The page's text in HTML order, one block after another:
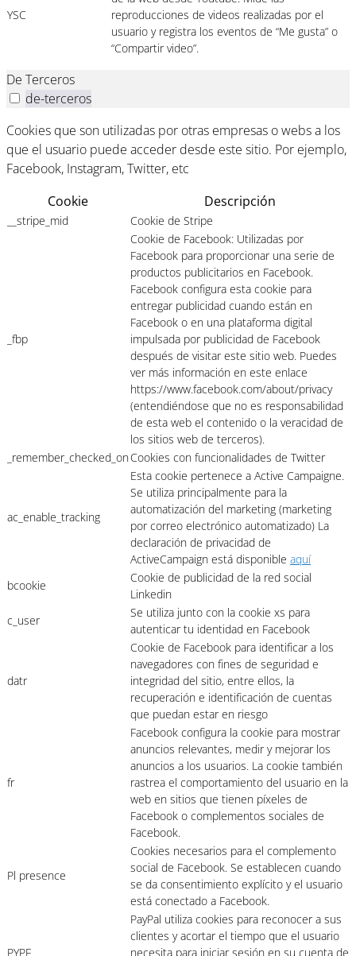
YSC
reproducciones de videos realizadas por el
usuario y registra los eventos de “Me gusta” o
“Compartir video”.
De Terceros
de-terceros
Cookies que son utilizadas por otras empresas o webs a los
que el usuario puede acceder desde este sitio. Por ejemplo,
Facebook, Instagram, Twitter, etc
Cookie
Descripción
__stripe_mid Cookie de Stripe
_fbp
Cookie de Facebook: Utilizadas por
Facebook para proporcionar una serie de
productos publicitarios en Facebook.
Facebook configura esta cookie para
entregar publicidad cuando están en
Facebook o en una plataforma digital
impulsada por publicidad de Facebook
después de visitar este sitio web. Puedes
ver más información en este enlace
https://www.facebook.com/about/privacy
(entendiéndose que no es responsabilidad
de esta web el contenido o la veracidad de
los sitios web de terceros).
_remember_checked_onCookies con funcionalidades de Twitter
ac_enable_tracking
Esta cookie pertenece a Active Campaigne.
Se utiliza principalmente para la
automatización del marketing (marketing
por correo electrónico automatizado) La
declaración de privacidad de
ActiveCampaign está disponible aquí
bcookie
Cookie de publicidad de la red social
Linkedin
c_user
Se utiliza junto con la cookie xs para
autenticar tu identidad en Facebook
datr
Cookie de Facebook para identificar a los
navegadores con fines de seguridad e
integridad del sitio, entre ellos, la
recuperación e identificación de cuentas
que puedan estar en riesgo
fr
Facebook configura la cookie para mostrar
anuncios relevantes, medir y mejorar los
anuncios a los usuarios. La cookie también
rastrea el comportamiento del usuario en la
web en sitios que tienen píxeles de
Facebook o complementos sociales de
Facebook.
Pl presence
Cookies necesarios para el complemento
social de Facebook. Se establecen cuando
se da consentimiento explícito y el usuario
está conectado a Facebook.
PYPF
PayPal utiliza cookies para reconocer a sus
clientes y acortar el tiempo que el usuario
necesita para iniciar sesión en su cuenta de